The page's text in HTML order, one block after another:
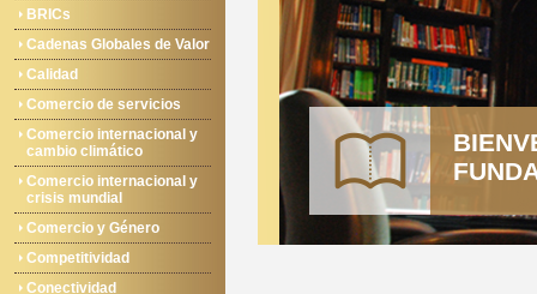
BRICs
Cadenas Globales de Valor
Calidad
Comercio de servicios
Comercio internacional y
cambio climático
Comercio internacional y
crisis mundial
Comercio y Género
Competitividad
Conectividad